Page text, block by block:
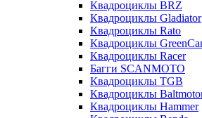
Квадроциклы BRZ
Квадроциклы Gladiator
Квадроциклы Rato
Квадроциклы
Квадроциклы Racer
Багги SCANMOTO
Квадроциклы TGB
Квадроциклы
Квадроциклы Hammer